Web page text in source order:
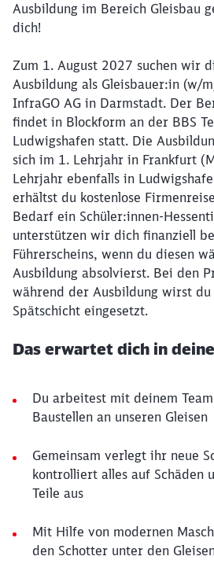
Ausbildung im Bereich Gleisbau
dich!
Zum 1. August 2027 suchen wir
Ausbildung als Gleisbauer:in (w/
InfraGO AG in Darmstadt. Der
findet in Blockform an der BBS
Ludwigshafen statt. Die
sich im 1. Lehrjahr in Frankfurt
Lehrjahr ebenfalls in
erhältst du kostenlose
Bedarf ein Schüler:innen-
unterstützen wir dich finanziell
Führerscheins, wenn du diesen
Ausbildung absolvierst. Bei den
während der Ausbildung wirst du
Spätschicht eingesetzt.
Das erwartet dich in
Du arbeitest mit deinem
Baustellen an unseren Gleisen
Gemeinsam verlegt ihr neue
kontrolliert alles auf Schäden
Teile aus
Mit Hilfe von modernen
den Schotter unter den